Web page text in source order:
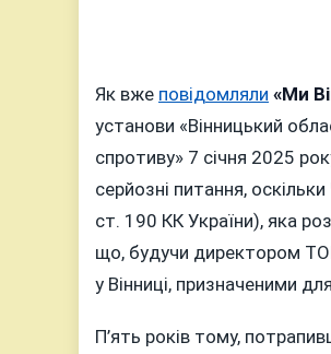
Як вже повідомляли «Ми
установи «Вінницький
спротиву» 7 січня 2025
серйозні питання,
ст. 190 КК України), яка
що, будучи директором
у Вінниці, призначеними
П’ять років тому,